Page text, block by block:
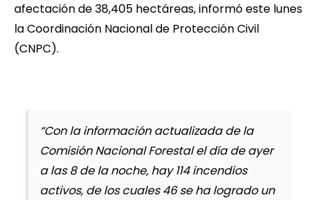
afectación de 38,405 hectáreas, informó este lunes
la Coordinación Nacional de Protección Civil
(CNPC).
“Con la información actualizada de la
Comisión Nacional Forestal el día de ayer
a las 8 de la noche, hay 114 incendios
activos, de los cuales 46 se ha logrado un